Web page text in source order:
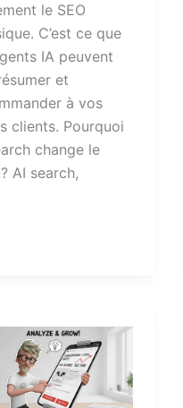
le SEO
C’est ce que
IA peuvent
et
à vos
clients. Pourquoi
change le
AI search,